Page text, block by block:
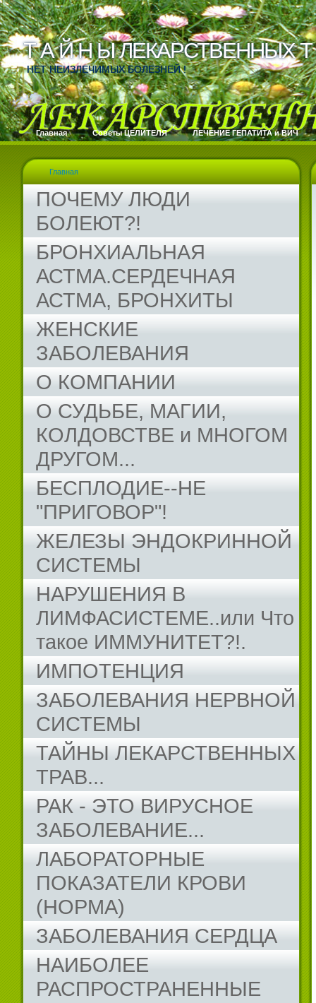
Т А Й Н Ы ЛЕКАРСТВЕННЫХ Т
Т А Й Н Ы ЛЕКАРСТВЕННЫХ Т
НЕТ НЕИЗЛЕЧИМЫХ БОЛЕЗНЕЙ !
Главная Cоветы ЦЕЛИТЕЛЯ ЛЕЧЕНИЕ ГЕПАТИТА и ВИЧ
Главная
ПОЧЕМУ ЛЮДИ
БОЛЕЮТ?!
БРОНХИАЛЬНАЯ
АСТМА.СЕРДЕЧНАЯ
АСТМА, БРОНХИТЫ
ЖЕНСКИЕ
ЗАБОЛЕВАНИЯ
О КОМПАНИИ
О СУДЬБЕ, МАГИИ,
КОЛДОВСТВЕ и МНОГОМ
ДРУГОМ...
БЕСПЛОДИЕ--НЕ
"ПРИГОВОР"!
ЖЕЛЕЗЫ ЭНДОКРИННОЙ
СИСТЕМЫ
НАРУШЕНИЯ В
ЛИМФАСИСТЕМЕ..или Что
такое ИММУНИТЕТ?!.
ИМПОТЕНЦИЯ
ЗАБОЛЕВАНИЯ НЕРВНОЙ
СИСТЕМЫ
ТАЙНЫ ЛЕКАРСТВЕННЫХ
ТРАВ...
РАК - ЭТО ВИРУСНОЕ
ЗАБОЛЕВАНИЕ...
ЛАБОРАТОРНЫЕ
ПОКАЗАТЕЛИ КРОВИ
(НОРМА)
ЗАБОЛЕВАНИЯ СЕРДЦА
НАИБОЛЕЕ
РАСПРОСТРАНЕННЫЕ